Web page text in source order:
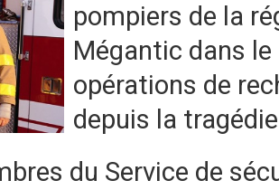
pompiers de la
Mégantic dans
opérations de
depuis la
du Service de